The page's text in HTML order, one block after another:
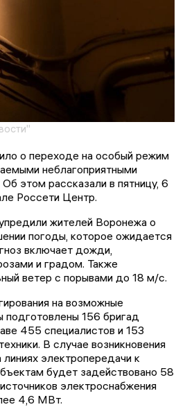
о переходе на особый режим
неблагоприятными
этом рассказали в пятницу, 6
Россети Центр.
жителей Воронежа о
погоды, которое ожидается
включает дожди,
и градом. Также
ветер с порывами до 18 м/с.
на возможные
подготовлены 156 бригад
455 специалистов и 153
В случае возникновения
электропередачи к
будет задействовано 58
электроснабжения
4,6 МВт.